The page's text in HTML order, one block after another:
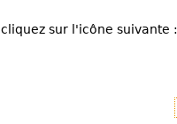
sur l'icône suivante :